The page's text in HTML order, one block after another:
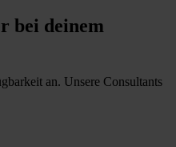
bei deinem
an. Unsere Consultants